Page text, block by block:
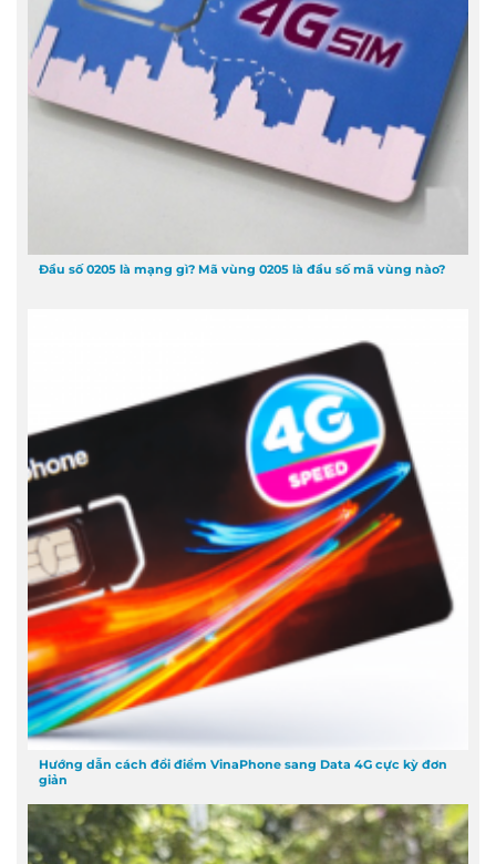
Đầu số 0205 là mạng gì? Mã vùng 0205 là đầu số mã vùng nào?
Hướng dẫn cách đổi điểm VinaPhone sang Data 4G cực kỳ đơn
giản